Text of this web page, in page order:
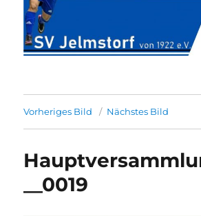
Vorheriges Bild Nächstes Bild
__0019